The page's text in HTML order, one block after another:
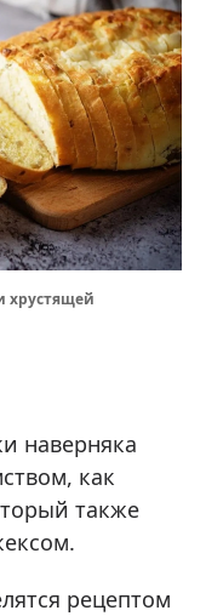
хрустящей
наверняка
как
также
рецептом